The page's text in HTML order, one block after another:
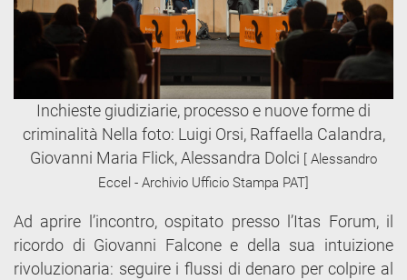
Inchieste giudiziarie, processo e nuove forme di
criminalità Nella foto: Luigi Orsi, Raffaella Calandra,
Giovanni Maria Flick, Alessandra Dolci [ Alessandro
Eccel - Archivio Ufficio Stampa PAT]
Ad aprire l’incontro, ospitato presso l’Itas Forum, il
ricordo di Giovanni Falcone e della sua intuizione
rivoluzionaria: seguire i flussi di denaro per colpire al